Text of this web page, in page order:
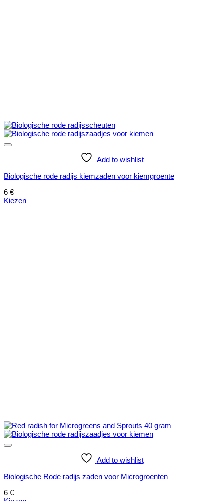
Add to wishlist
Biologische rode radijs kiemzaden voor kiemgroente
6 €
Kiezen
Add to wishlist
Biologische Rode radijs zaden voor Microgroenten
6 €